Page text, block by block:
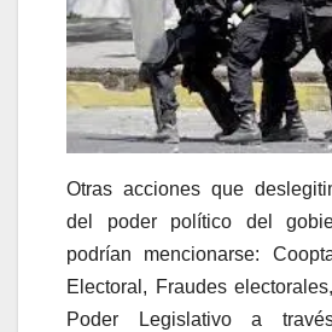
Otras acciones que
del poder político del
podrían mencionarse:
Electoral, Fraudes
Poder Legislativo a